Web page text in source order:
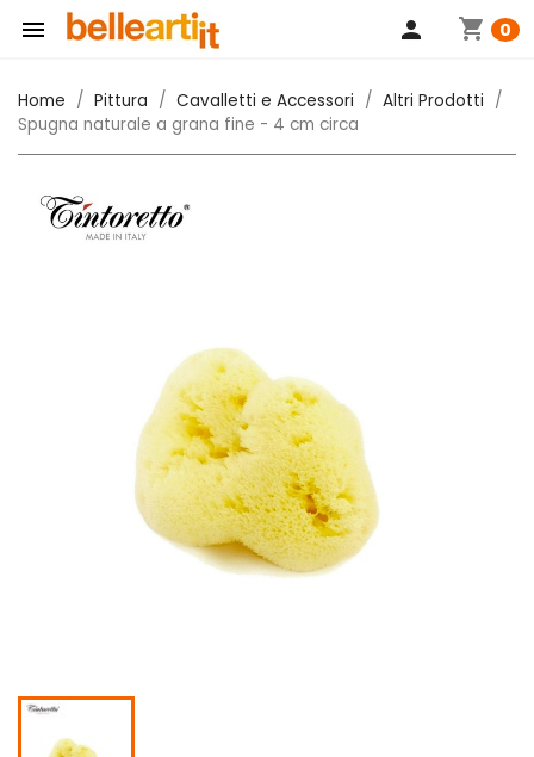
 shopping_cart 0
person
Home Pittura Cavalletti e Accessori
Altri Prodotti
Spugna naturale a grana fine - 4 cm circa